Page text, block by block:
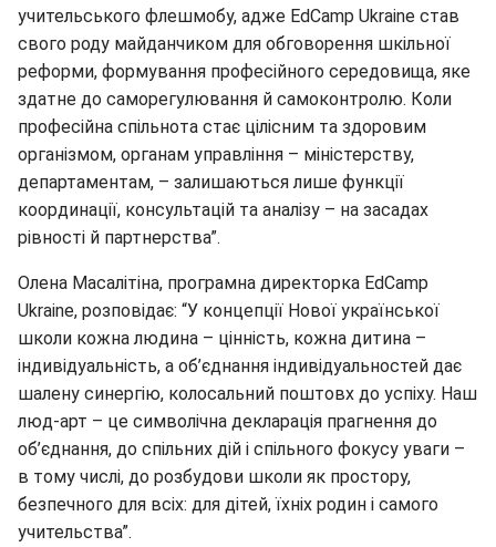
учительського флешмобу, адже EdCamp Ukraine став
свого роду майданчиком для обговорення шкільної
реформи, формування професійного середовища, яке
здатне до саморегулювання й самоконтролю. Коли
професійна спільнота стає цілісним та здоровим
організмом, органам управління – міністерству,
департаментам, – залишаються лише функції
координації, консультацій та аналізу – на засадах
рівності й партнерства”.
Олена Масалітіна, програмна директорка EdCamp
Ukraine, розповідає: “У концепції Нової української
школи кожна людина – цінність, кожна дитина –
індивідуальність, а об’єднання індивідуальностей дає
шалену синергію, колосальний поштовх до успіху. Наш
люд-арт – це символічна декларація прагнення до
об’єднання, до спільних дій і спільного фокусу уваги –
в тому числі, до розбудови школи як простору,
безпечного для всіх: для дітей, їхніх родин і самого
учительства”.